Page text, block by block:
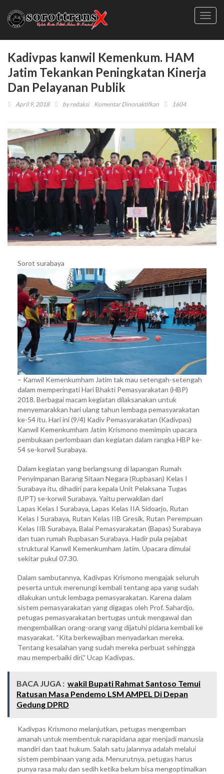
Kadivpas kanwil Kemenkum. HAM
Jatim Tekankan Peningkatan Kinerja
Dan Pelayanan Publik
April 9, 2018 byredaksi Komentar Dinonaktifkanpada
Kemenkum.
HAM
Jatim
Tekankan
Peningkatan
Kinerja
Dan
Pelayanan
Publik
1604
Sorot surabaya
– Kanwil Kemenkumham Jatim tak mau setengah-setengah
dalam memperingati Hari Bhakti Pemasyarakatan (HBP)
2018. Berbagai macam kegiatan dilaksanakan untuk
menyemarakkan hari ulang tahun lembaga pemasyarakatan
ke-54 itu. Hari ini (9/4) Kadiv Pemasyarakatan (Kadivpas)
Kanwil Kemenkumham Jatim Krismono memimpin upacara
pembukaan perlombaan dan kegiatan dalam rangka HBP ke-
54 se-korwil Surabaya.
Dalam kegiatan yang berlangsung di lapangan Rumah
Penyimpanan Barang Sitaan Negara (Rupbasan) Kelas I
Surabaya itu, dihadiri para kepala Unit Pelaksana Tugas
(UPT) se-korwil Surabaya. Yaitu perwakilan dari
Lapas Kelas I Surabaya, Lapas Kelas IIA Sidoarjo, Rutan
Kelas I Surabaya, Rutan Kelas IIB Gresik, Rutan Perempuan
Kelas IIB Surabaya, Balai Pemasyarakatan (Bapas) Surabaya
dan tuan rumah Rupbasan Surabaya. Hadir pula pejabat
struktural Kanwil Kemenkumham Jatim. Upacara dimulai
sekitar pukul 07.30.
Dalam sambutannya, Kadivpas Krismono mengajak seluruh
peserta untuk merenungi kembali tentang apa yang sudah
dilakukan untuk lembaga pemasyarakatan. Karena dalam
sistem pemasyarakatan yang digagas oleh Prof. Sahardjo,
petugas pemasyarakatan bertugas untuk mengawal dan
mengembalikan orang-orang yang dijatuhi pidana kembali ke
masyarakat. “Kita berkewajiban menyadarkan mereka.
Tentang kesalahan yang sudah mereka perbuat sehingga
mau memperbaiki diri,” Ucap Kadivpas.
BACA JUGA : wakil Bupati Rahmat Santoso Temui
Ratusan Masa Pendemo LSM AMPEL Di Depan
Gedung DPRD
Kadivpas Krismono melanjutkan, petugas mengemban
amanah untuk membentuk narapidana agar menjadi manusia
mandiri dan taat hukum. Salah satu jalannya adalah melalui
sistem pembinaan yang ada. Menurutnya, petugas harus
punya rasa malu dan sedih ketika belum bisa mengoptimalkan